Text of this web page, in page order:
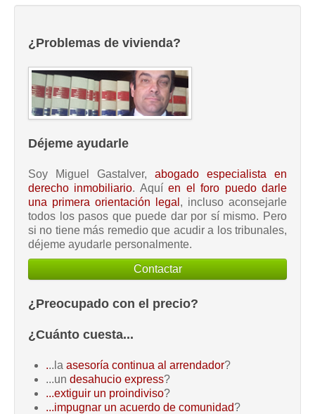
¿Problemas de vivienda?
Déjeme ayudarle
Soy Miguel Gastalver, abogado especialista en
derecho inmobiliario. Aquíen el foro puedo darle
una primera orientación legal , incluso aconsejarle
todos los pasos que puede dar por sí mismo. Pero
si no tiene más remedio que acudir a los tribunales,
déjeme ayudarle personalmente.
Contactar
¿Preocupado con el precio?
¿Cuánto cuesta...
...la asesoría continua al arrendador?
...un desahucio express?
...extiguir un proindiviso?
...impugnar un acuerdo de comunidad?